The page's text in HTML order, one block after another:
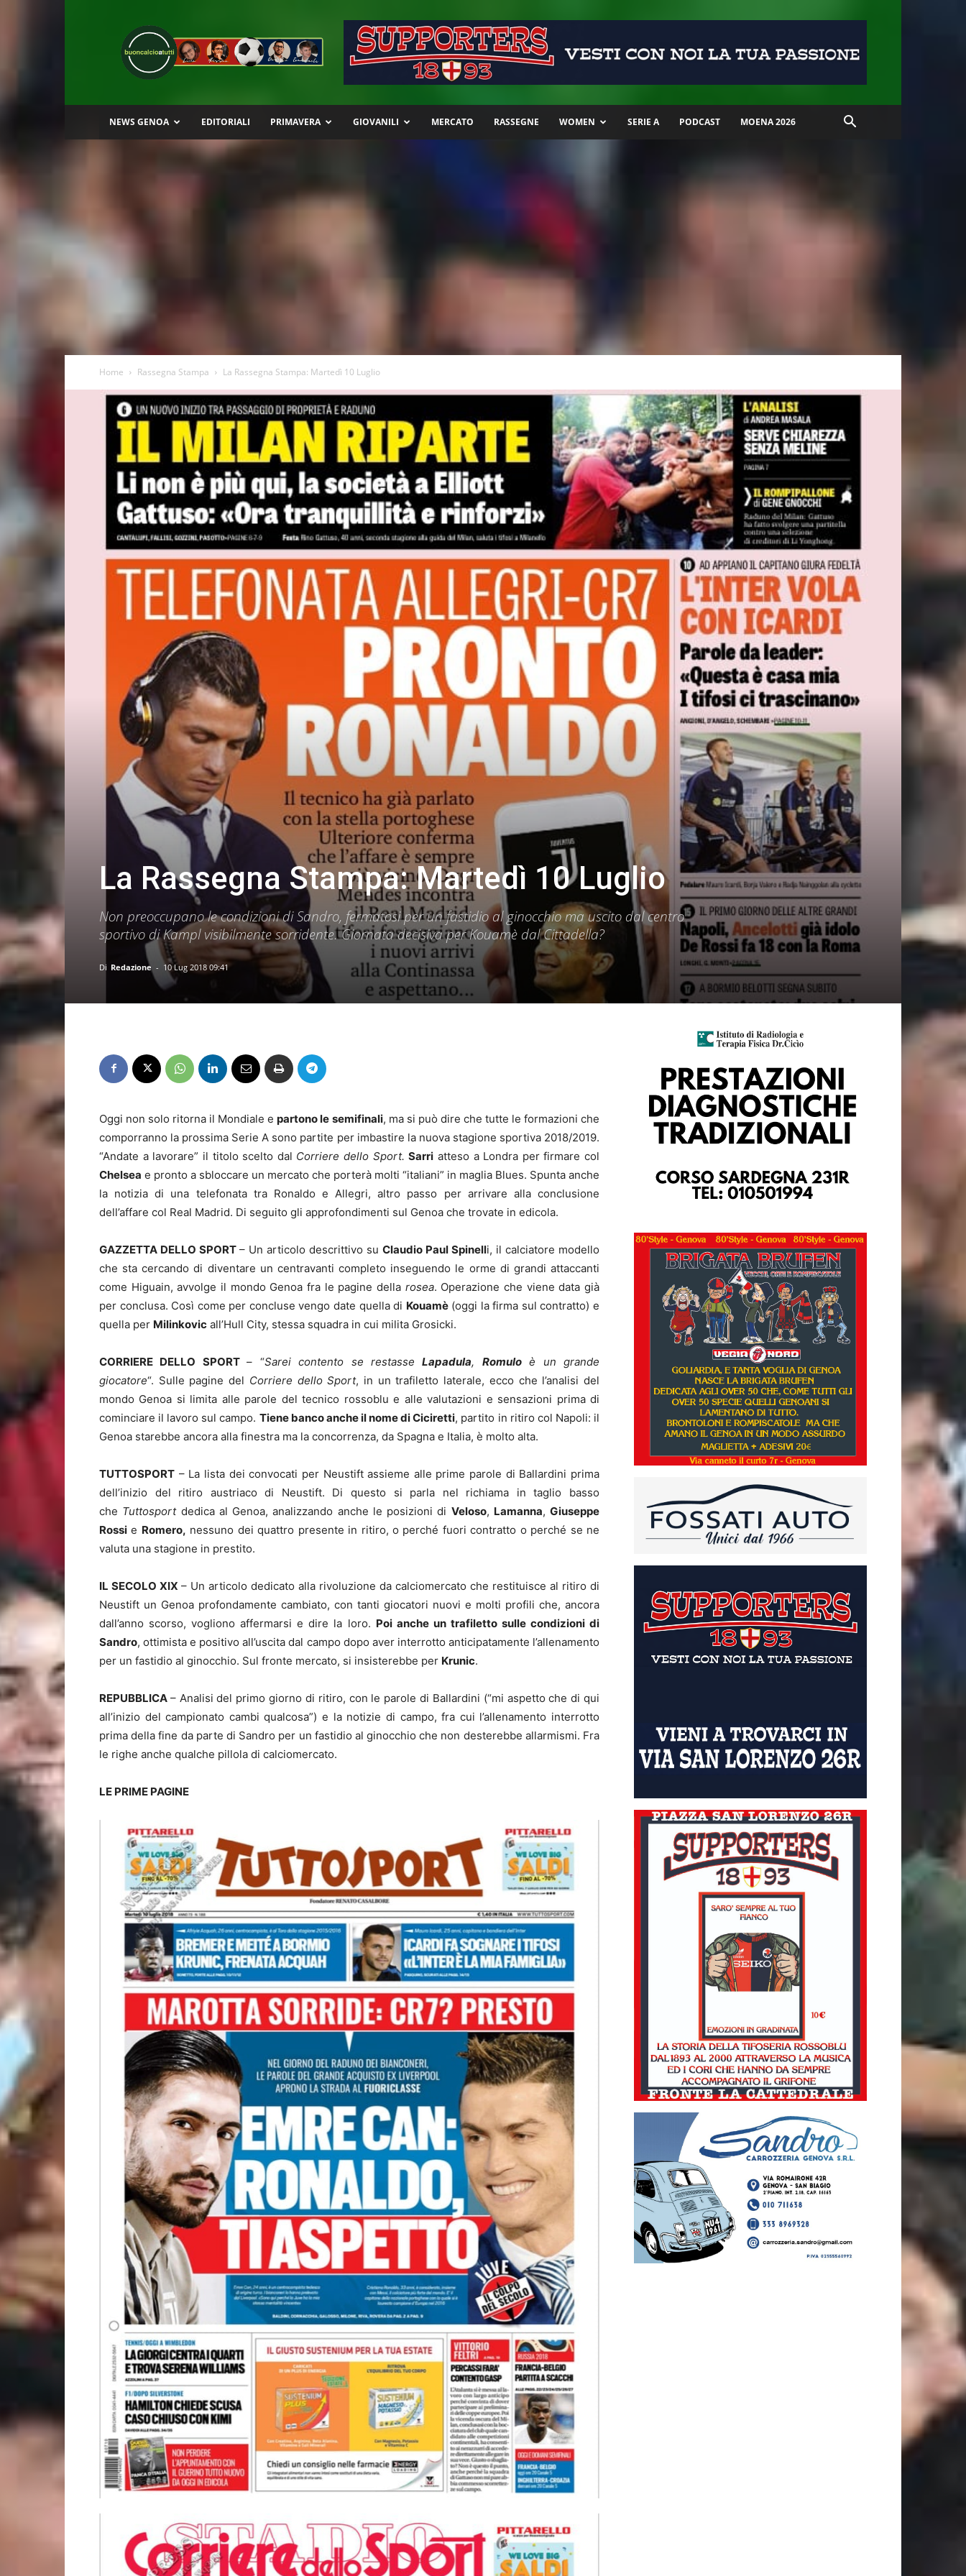
Buon
Calcio
a
Tutti
NEWS GENOA EDITORIALI PRIMAVERA GIOVANILI MERCATO RASSEGNE WOMEN SERIE A PODCAST MOENA 2026
Home Rassegna Stampa La Rassegna Stampa: Martedì 10 Luglio
La Rassegna Stampa: Martedì 10 Luglio
Non preoccupano le condizioni di Sandro, fermatosi per un fastidio al ginocchio ma uscito dal centro
sportivo di Kampl visibilmente sorridente. Giornata decisiva per Kouamè dal Cittadella?
Di Redazione - 10 Lug 2018 09:41
Oggi non solo ritorna il Mondiale epartono le semifinali, ma si può dire che tutte le formazioni che
comporranno la prossima Serie A sono partite per imbastire la nuova stagione sportiva 2018/2019.
“Andate a lavorare” il titolo scelto dal Corriere dello Sport.Sarri atteso a Londra per firmare col
Chelsea e pronto a sbloccare un mercato che porterà molti “italiani” in maglia Blues. Spunta anche
la notizia di una telefonata tra Ronaldo e Allegri, altro passo per arrivare alla conclusione
dell’affare col Real Madrid. Di seguito gli approfondimenti sul Genoa che trovate in edicola.
GAZZETTA DELLO SPORT – Un articolo descrittivo su Claudio Paul Spinelli, il calciatore modello
che sta cercando di diventare un centravanti completo inseguendo le orme di grandi attaccanti
come Higuain, avvolge il mondo Genoa fra le pagine della rosea. Operazione che viene data già
per conclusa. Così come per concluse vengo date quella di Kouamè(oggi la firma sul contratto) e
quella per Milinkovic all’Hull City, stessa squadra in cui milita Grosicki.
CORRIERE DELLO SPORT– “Sarei contento se restasseLapadula, Romuloè un grande
giocatore“. Sulle pagine del Corriere dello Sport, in un trafiletto laterale, ecco che l’analisi del
mondo Genoa si limita alle parole del tecnico rossoblu e alle valutazioni e sensazioni prima di
cominciare il lavoro sul campo. Tiene banco anche il nome di Ciciretti, partito in ritiro col Napoli: il
Genoa starebbe ancora alla finestra ma la concorrenza, da Spagna e Italia, è molto alta.
TUTTOSPORT – La lista dei convocati per Neustift assieme alle prime parole di Ballardini prima
dell’inizio del ritiro austriaco di Neustift. Di questo si parla nel richiama in taglio basso
che Tuttosport dedica al Genoa, analizzando anche le posizioni di Veloso, Lamanna, Giuseppe
Rossi e Romero, nessuno dei quattro presente in ritiro, o perché fuori contratto o perché se ne
valuta una stagione in prestito.
IL SECOLO XIX – Un articolo dedicato alla rivoluzione da calciomercato che restituisce al ritiro di
Neustift un Genoa profondamente cambiato, con tanti giocatori nuovi e molti profili che, ancora
dall’anno scorso, vogliono affermarsi e dire la loro. Poi anche un trafiletto sulle condizioni di
Sandro, ottimista e positivo all’uscita dal campo dopo aver interrotto anticipatamente l’allenamento
per un fastidio al ginocchio. Sul fronte mercato, si insisterebbe per Krunic.
REPUBBLICA – Analisi del primo giorno di ritiro, con le parole di Ballardini (“mi aspetto che di qui
all’inizio del campionato cambi qualcosa”) e la notizie di campo, fra cui l’allenamento interrotto
prima della fine da parte di Sandro per un fastidio al ginocchio che non desterebbe allarmismi. Fra
le righe anche qualche pillola di calciomercato.
LE PRIME PAGINE